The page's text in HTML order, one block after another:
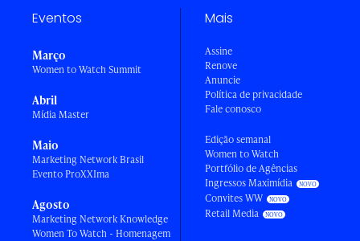
Eventos
Março
Women to Watch Summit
Abril
Mídia Master
Maio
Marketing Network Brasil
Evento ProXXIma
Agosto
Marketing Network Knowledge
Women To Watch - Homenagem
Mais
Assine
Renove
Anuncie
Política de privacidade
Fale conosco
Edição semanal
Women to Watch
Portfólio de Agências
Ingressos Maximídia
Convites WW
Retail Media